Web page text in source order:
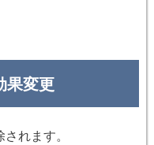
果変更
れます。